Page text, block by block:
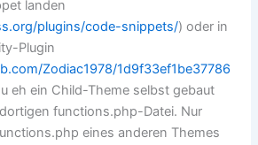
landen
plugins/code-snippets/) oder in
Plugin
Zodiac1978/1d9f33ef1be37786
eh ein Child-Theme selbst gebaut
functions.php-Datei. Nur
eines anderen Themes